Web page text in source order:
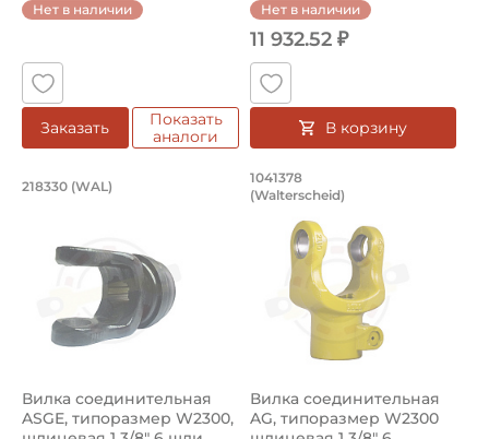
Нет в наличии
Заказать
Показать
аналоги
Нет в наличии
11 932.52 ₽
В корзину
Вилка соединительная ASGE,
Вилка соединительная ASGE, артикул 218330
218330 (WAL)
Вилка соединительная
ASGE, типоразмер W2300,
Вилка
Вилка соединительная AG,
1041378
(Walterscheid)
Вилка соединительная
AG, типоразмер W2300